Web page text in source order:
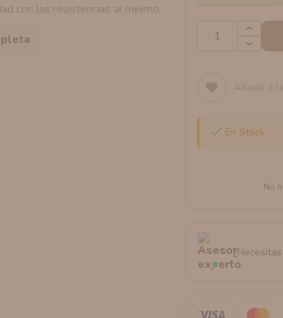
con las resistencias al mínimo.
favorite Añadir a
 En Stock
No